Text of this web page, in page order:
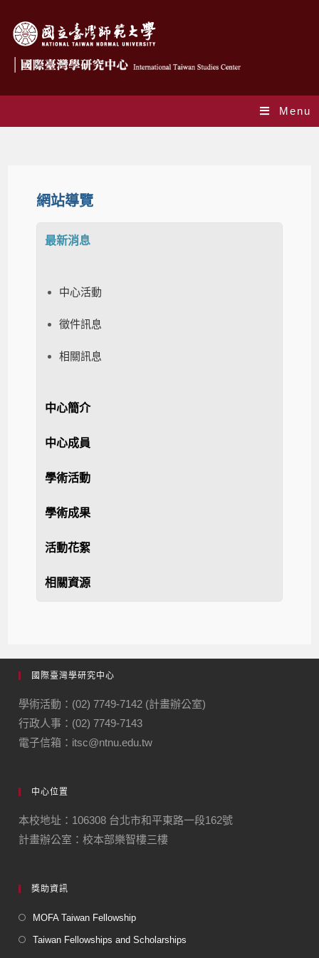
Menu
網站導覽
最新消息
中心活動
徵件訊息
相關訊息
中心簡介
中心成員
學術活動
學術成果
活動花絮
相關資源
國際臺灣學研究中心
學術活動：(02) 7749-7142 (計畫辦公室)
行政人事：(02) 7749-7143
電子信箱：itsc@ntnu.edu.tw
中心位置
本校地址：106308 台北市和平東路一段162號
計畫辦公室：校本部樂智樓三樓
獎助資訊
MOFA Taiwan Fellowship
Taiwan Fellowships and Scholarships